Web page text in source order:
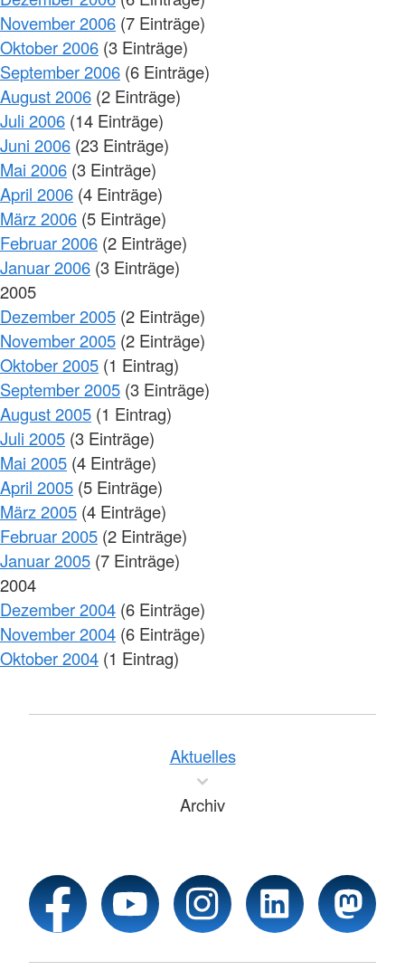
November 2006 (7 Einträge)
Oktober 2006 (3 Einträge)
September 2006 (6 Einträge)
August 2006 (2 Einträge)
Juli 2006 (14 Einträge)
Juni 2006 (23 Einträge)
Mai 2006 (3 Einträge)
April 2006 (4 Einträge)
März 2006 (5 Einträge)
Februar 2006 (2 Einträge)
Januar 2006 (3 Einträge)
2005
Dezember 2005 (2 Einträge)
November 2005 (2 Einträge)
Oktober 2005 (1 Eintrag)
September 2005 (3 Einträge)
August 2005 (1 Eintrag)
Juli 2005 (3 Einträge)
Mai 2005 (4 Einträge)
April 2005 (5 Einträge)
März 2005 (4 Einträge)
Februar 2005 (2 Einträge)
Januar 2005 (7 Einträge)
2004
Dezember 2004 (6 Einträge)
November 2004 (6 Einträge)
Oktober 2004 (1 Eintrag)
Aktuelles
Archiv